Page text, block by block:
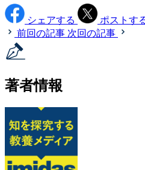
シェアする
ポストす
前回の記事 次回の記事
著者情報